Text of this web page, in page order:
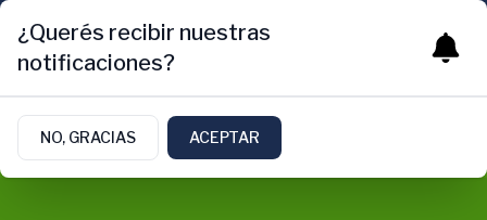
¿Querés recibir nuestras
notificaciones?
NO, GRACIAS ACEPTAR